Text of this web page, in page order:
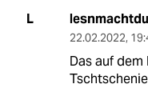
L
22.02.2022,
Das auf